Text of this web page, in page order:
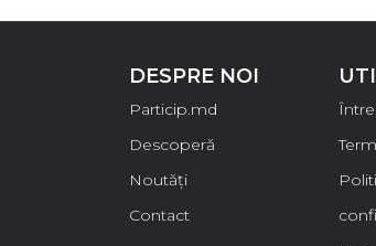
DESPRE NOI
Particip.md
Descoperă
Noutăți
Contact